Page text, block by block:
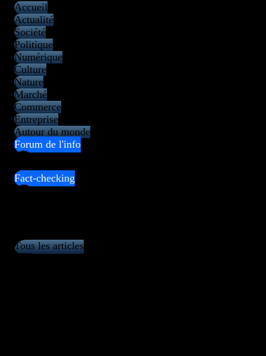
Accueil
Actualité
Société
Politique
Numérique
Culture
Nature
Marché
Commerce
Entreprise
Autour du monde
Forum de l'info
Fact-checking
Tous les articles